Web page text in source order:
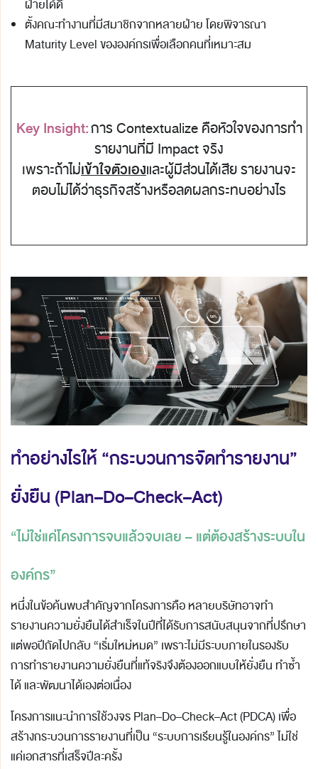
ฝ่ายได้ดี
ตั้งคณะทำงานที่มีสมาชิกจากหลายฝ่าย โดยพิจารณา
Maturity Level ขององค์กรเพื่อเลือกคนที่เหมาะสม
Key Insight:การ Contextualize คือหัวใจของการทำ
รายงานที่มี Impact จริง
เพราะถ้าไม่เข้าใจตัวเองและผู้มีส่วนได้เสีย รายงานจะ
ตอบไม่ได้ว่าธุรกิจสร้างหรือลดผลกระทบอย่างไร
ทำอย่างไรให้ “กระบวนการจัดทำรายงาน”
ยั่งยืน (Plan–Do–Check–Act)
“ไม่ใช่แค่โครงการจบแล้วจบเลย – แต่ต้องสร้างระบบใน
องค์กร”
หนึ่งในข้อค้นพบสำคัญจากโครงการคือ หลายบริษัทอาจทำ
รายงานความยั่งยืนได้สำเร็จในปีที่ได้รับการสนับสนุนจากที่ปรึกษา
แต่พอปีถัดไปกลับ “เริ่มใหม่หมด” เพราะไม่มีระบบภายในรองรับ
การทำรายงานความยั่งยืนที่แท้จริงจึงต้องออกแบบให้ยั่งยืน ทำซ้ำ
ได้ และพัฒนาได้เองต่อเนื่อง
โครงการแนะนำการใช้วงจร Plan–Do–Check–Act (PDCA) เพื่อ
สร้างกระบวนการรายงานที่เป็น “ระบบการเรียนรู้ในองค์กร” ไม่ใช่
แค่เอกสารที่เสร็จปีละครั้ง